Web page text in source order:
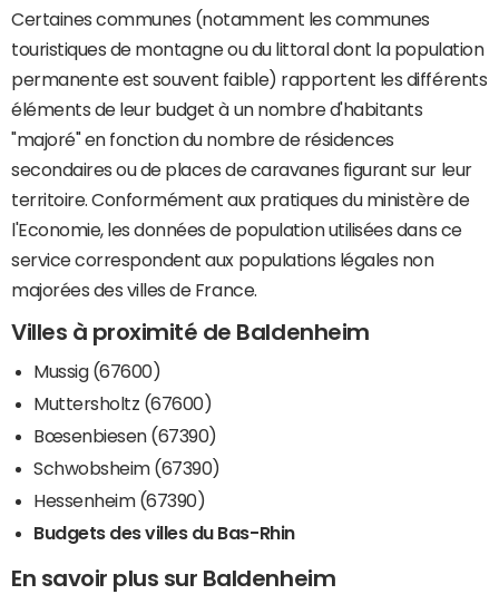
Certaines communes (notamment les communes
touristiques de montagne ou du littoral dont la population
permanente est souvent faible) rapportent les différents
éléments de leur budget à un nombre d'habitants
"majoré" en fonction du nombre de résidences
secondaires ou de places de caravanes figurant sur leur
territoire. Conformément aux pratiques du ministère de
l'Economie, les données de population utilisées dans ce
service correspondent aux populations légales non
majorées des villes de France.
Villes à proximité de Baldenheim
Mussig (67600)
Muttersholtz (67600)
Bœsenbiesen (67390)
Schwobsheim (67390)
Hessenheim (67390)
Budgets des villes du Bas-Rhin
En savoir plus sur Baldenheim